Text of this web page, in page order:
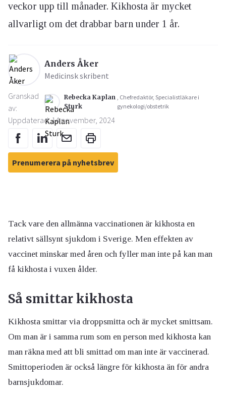
veckor upp till månader. Kikhosta är mycket
allvarligt om det drabbar barn under 1 år.
Anders Åker
Medicinsk skribent
Granskad
av:
Rebecka Kaplan
Sturk
, Chefredaktör, Specialistläkare i
gynekologi/obstetrik
Uppdaterad: 14 november, 2024
Prenumerera på nyhetsbrev
Tack vare den allmänna vaccinationen är kikhosta en
relativt sällsynt sjukdom i Sverige. Men effekten av
vaccinet minskar med åren och fyller man inte på kan man
få kikhosta i vuxen ålder.
Så smittar kikhosta
Kikhosta smittar via droppsmitta och är mycket smittsam.
Om man är i samma rum som en person med kikhosta kan
man räkna med att bli smittad om man inte är vaccinerad.
Smittoperioden är också längre för kikhosta än för andra
barnsjukdomar.